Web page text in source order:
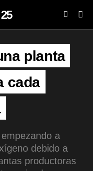
planta
cada
a
debido a
productoras